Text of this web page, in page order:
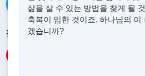
그리고 현재 제게 주어진 본분도
저는 항상 다양한 은사와 특기를
카카오톡으로 대화하기
팔로우하기
삶을 살 수 있는 방법을 찾게 될
축복이 임한 것이죠. 하나님의 이
겠습니까?